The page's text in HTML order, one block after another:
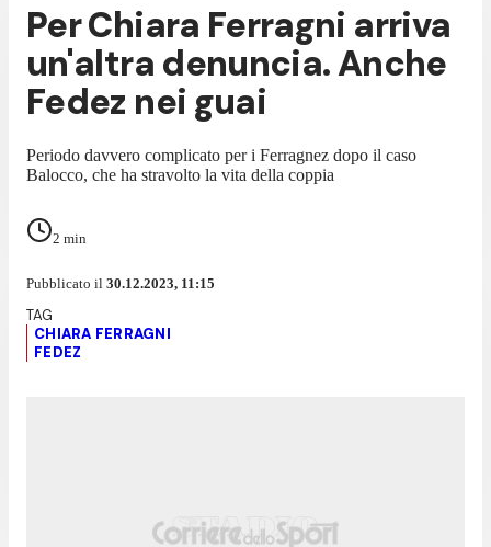
Per Chiara Ferragni arriva
un'altra denuncia. Anche
Fedez nei guai
Periodo davvero complicato per i Ferragnez dopo il caso
Balocco, che ha stravolto la vita della coppia
2 min
Pubblicato il 30.12.2023, 11:15
CHIARA FERRAGNI
FEDEZ